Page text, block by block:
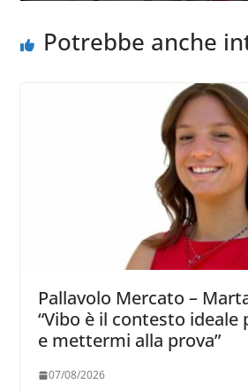
Potrebbe anche
Pallavolo Mercato –
“Vibo è il contesto ideale
e mettermi alla prova”
07/08/2026